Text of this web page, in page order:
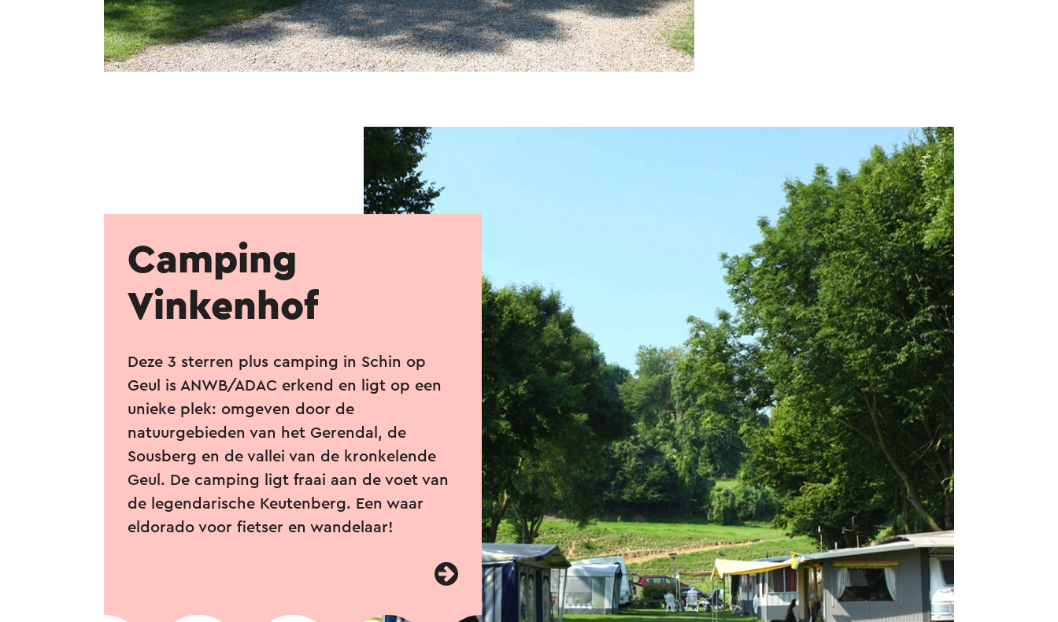
Camping
Vinkenhof
Deze 3 sterren plus camping in Schin op
Geul is ANWB/ADAC erkend en ligt op een
unieke plek: omgeven door de
natuurgebieden van het Gerendal, de
Sousberg en de vallei van de kronkelende
Geul. De camping ligt fraai aan de voet van
de legendarische Keutenberg. Een waar
eldorado voor fietser en wandelaar!